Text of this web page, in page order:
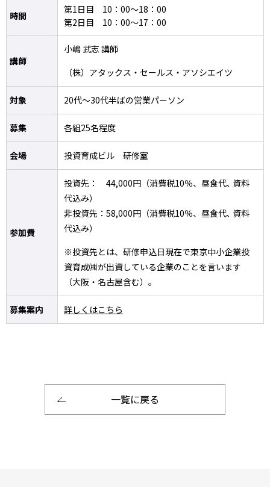
時間
第1日目 10：00～18：00
第2日目 10：00～17：00
講師
小嶋 武志 講師
（株）アタックス・セールス・アソシエイツ
対象 20代～30代半ばの営業パーソン
募集 各組25名程度
会場 投資育成ビル 研修室
参加費
投資先： 44,000円（消費税10％、昼食代､ 資料
代込み）
非投資先：58,000円（消費税10％、昼食代､ 資料
代込み）
※投資先とは、研修申込日現在で東京中小企業投
資育成㈱が出資している企業のことを言います
（大阪・名古屋含む）。
募集案内 詳しくはこちら
一覧に戻る